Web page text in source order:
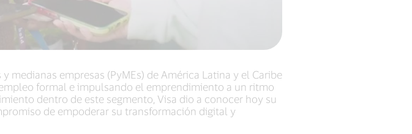
medianas empresas (PyMEs) de América Latina y el Caribe
formal e impulsando el emprendimiento a un ritmo
dentro de este segmento, Visa dio a conocer hoy su
de empoderar su transformación digital y